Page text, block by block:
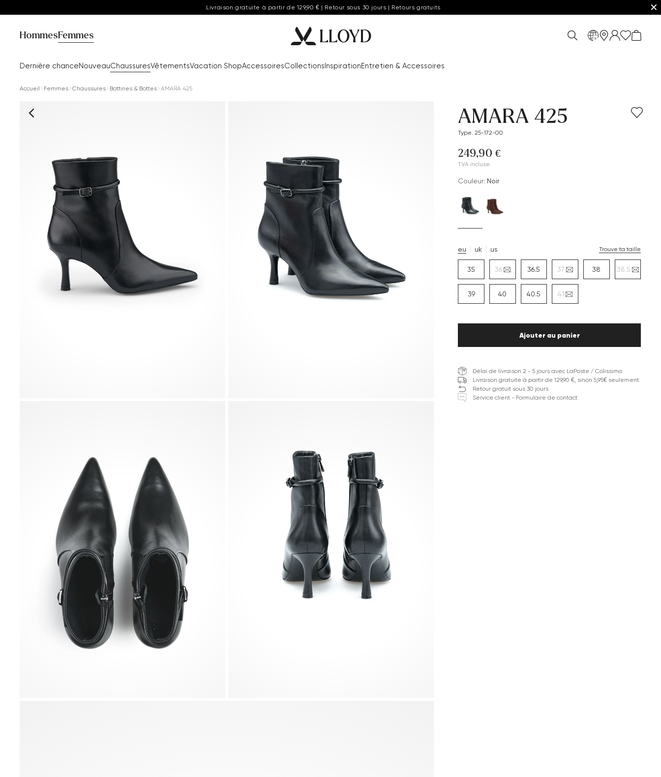
Livraison gratuite à partir de 129,90 € | Retour sous 30 jours | Retours gratuits ✕
HommesFemmes
Dernière chanceNouveauChaussuresVêtementsVacation ShopAccessoiresCollectionsInspirationEntretien & Accessoires
fr
Accueil Femmes Chaussures Bottines & Bottes AMARA 425
AMARA 425
Type. 25-172-00
249,90 €
TVA incluse.
Couleur: Noir
eu uk us Trouve ta taille
35 36 36.5 37 38 38.5
39 40 40.5 41
Ajouter au panier
Délai de livraison 2 - 5 jours avec LaPoste / Colissimo
Livraison gratuite à partir de 129,90 €, sinon 5,95€ seulement
Retour gratuit sous 30 jours
Service client - Formulaire de contact